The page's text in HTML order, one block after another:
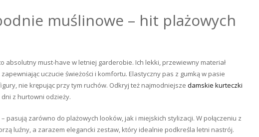
muślinowe – hit plażowych
absolutny must-have w letniej garderobie. Ich lekki, przewiewny materiał
uczucie świeżości i komfortu. Elastyczny pas z gumką w pasie
nie krępując przy tym ruchów. Odkryj też najmodniejsze damskie kurteczki
z hurtowni odzieży.
pasują zarówno do plażowych looków, jak i miejskich stylizacji. W połączeniu z
luźny, a zarazem elegancki zestaw, który idealnie podkreśla letni nastrój.